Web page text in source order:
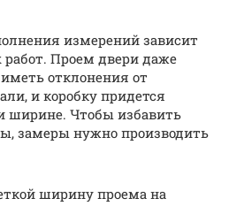
измерений зависит
Проем двери даже
отклонения от
и коробку придется
ширине. Чтобы избавить
замеры нужно производить
ширину проема на